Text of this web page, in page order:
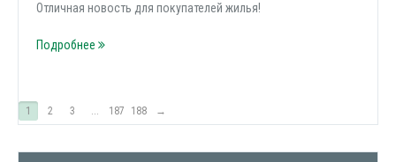
Отличная новость для покупателей жилья!
Подробнее
1 2 3 ... 187 188 →